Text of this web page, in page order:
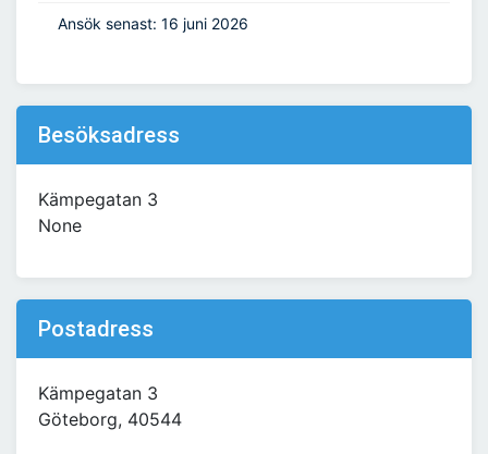
Ansök senast: 16 juni 2026
Besöksadress
Kämpegatan 3
None
Postadress
Kämpegatan 3
Göteborg, 40544